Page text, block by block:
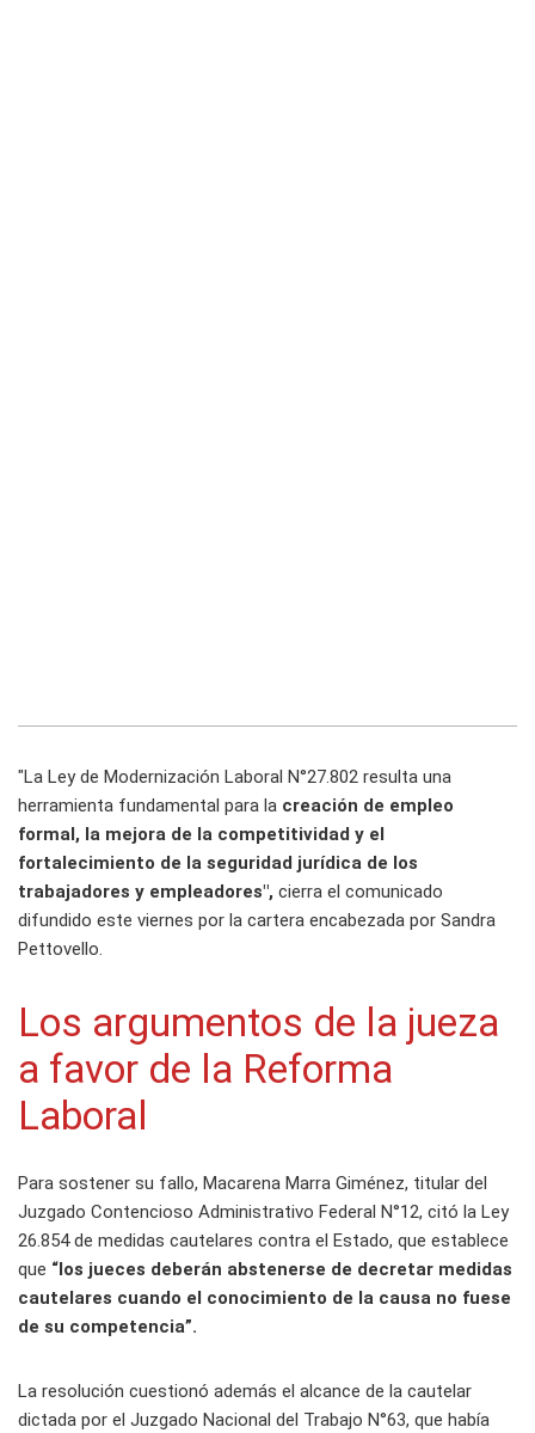
"La Ley de Modernización Laboral N°27.802 resulta una
herramienta fundamental para la creación de empleo
formal, la mejora de la competitividad y el
fortalecimiento de la seguridad jurídica de los
trabajadores y empleadores", cierra el comunicado
difundido este viernes por la cartera encabezada por Sandra
Pettovello.
Los argumentos de la jueza
a favor de la Reforma
Laboral
Para sostener su fallo, Macarena Marra Giménez, titular del
Juzgado Contencioso Administrativo Federal N°12, citó la Ley
26.854 de medidas cautelares contra el Estado, que establece
que “los jueces deberán abstenerse de decretar medidas
cautelares cuando el conocimiento de la causa no fuese
de su competencia”.
La resolución cuestionó además el alcance de la cautelar
dictada por el Juzgado Nacional del Trabajo N°63, que había